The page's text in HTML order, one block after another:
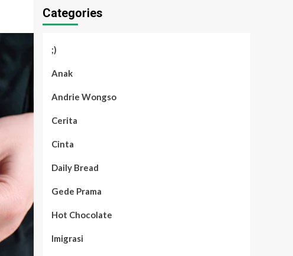
Categories
;)
Anak
Andrie Wongso
Cerita
Cinta
Daily Bread
Gede Prama
Hot Chocolate
Imigrasi